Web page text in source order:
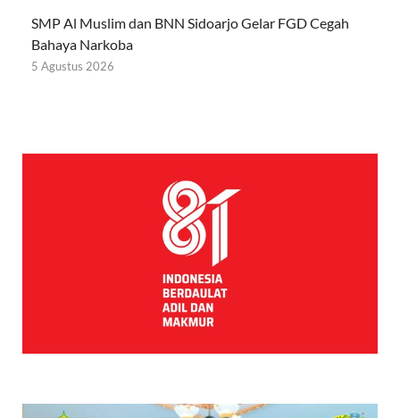
SMP Al Muslim dan BNN Sidoarjo Gelar FGD Cegah
Bahaya Narkoba
5 Agustus 2026